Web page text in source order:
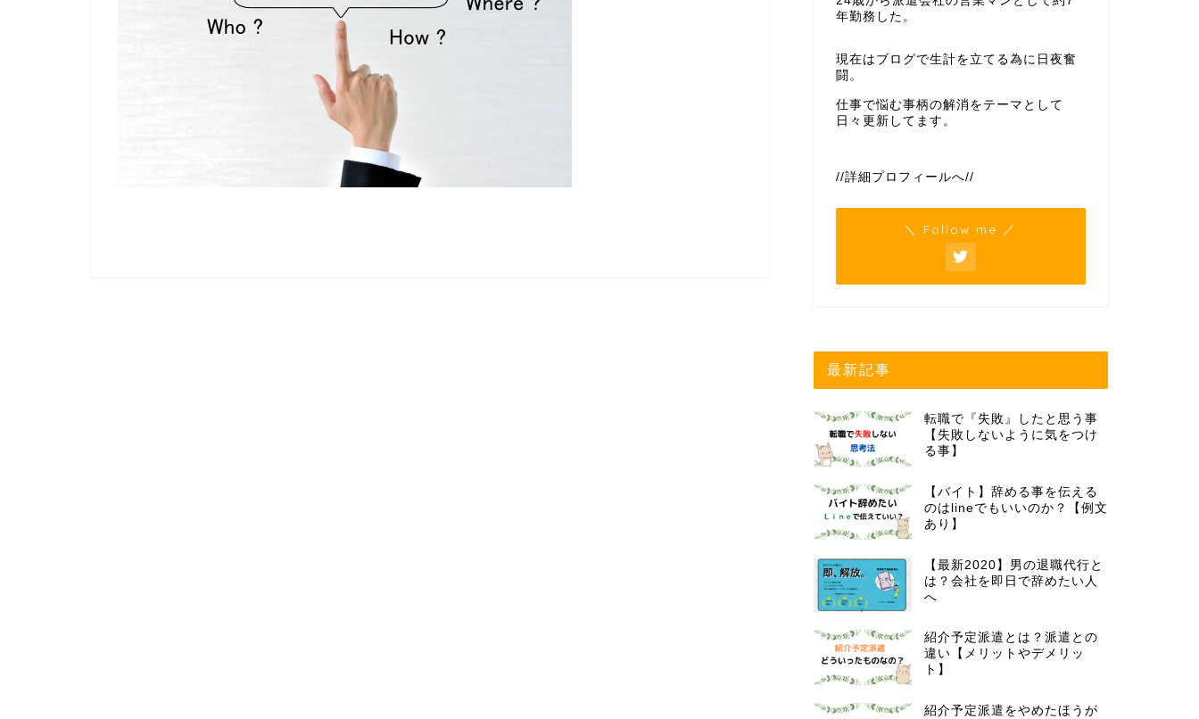
年勤務した。
現在はブログで生計を立てる為に日夜奮
闘。
仕事で悩む事柄の解消をテーマとして
日々更新してます。
//詳細プロフィールへ//
＼ Follow me ／
最新記事
転職で『失敗』したと思う事
【失敗しないように気をつけ
る事】
【バイト】辞める事を伝える
のはlineでもいいのか？【例文
あり】
【最新2020】男の退職代行と
は？会社を即日で辞めたい人
へ
紹介予定派遣とは？派遣との
違い【メリットやデメリッ
ト】
紹介予定派遣をやめたほうが